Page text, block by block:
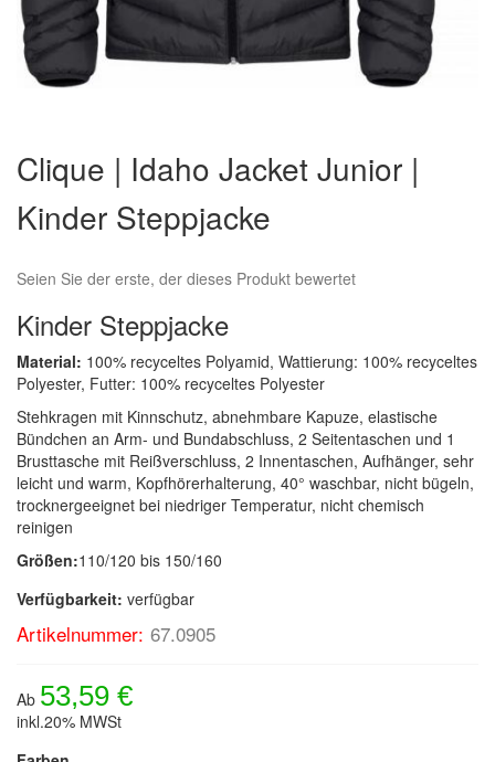
der
Bildergalerie
springen
Clique | Idaho Jacket Junior |
Kinder Steppjacke
Seien Sie der erste, der dieses Produkt bewertet
Kinder Steppjacke
Material: 100% recyceltes Polyamid, Wattierung: 100% recyceltes
Polyester, Futter: 100% recyceltes Polyester
Stehkragen mit Kinnschutz, abnehmbare Kapuze, elastische
Bündchen an Arm- und Bundabschluss, 2 Seitentaschen und 1
Brusttasche mit Reißverschluss, 2 Innentaschen, Aufhänger, sehr
leicht und warm, Kopfhörerhalterung, 40° waschbar, nicht bügeln,
trocknergeeignet bei niedriger Temperatur, nicht chemisch
reinigen
Größen:110/120 bis 150/160
Verfügbarkeit: verfügbar
Artikelnummer: 67.0905
Ab 53,59 €
inkl.20% MWSt